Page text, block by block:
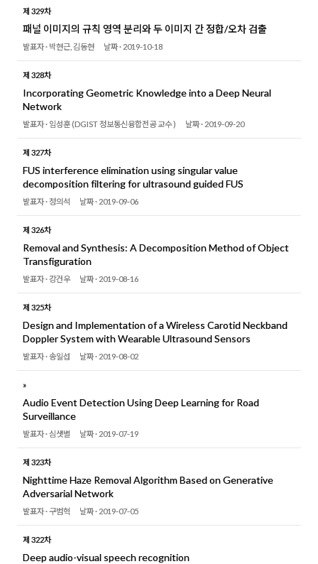
제 329차
패널 이미지의 규칙 영역 분리와 두 이미지 간 정합/오차 검출
발표자 · 박현근, 김동현 날짜 · 2019-10-18
제 328차
Incorporating Geometric Knowledge into a Deep Neural
Network
발표자 · 임성훈 (DGIST 정보통신융합전공 교수 ) 날짜 · 2019-09-20
제 327차
FUS interference elimination using singular value
decomposition filtering for ultrasound guided FUS
발표자 ·정의석 날짜 · 2019-09-06
제 326차
Removal and Synthesis: A Decomposition Method of Object
Transfiguration
발표자 ·강건우 날짜 · 2019-08-16
제 325차
Design and Implementation of a Wireless Carotid Neckband
Doppler System with Wearable Ultrasound Sensors
발표자 ·송일섭 날짜 · 2019-08-02
»
Audio Event Detection Using Deep Learning for Road
Surveillance
발표자 ·심샛별 날짜 · 2019-07-19
제 323차
Nighttime Haze Removal Algorithm Based on Generative
Adversarial Network
발표자 ·구범혁 날짜 · 2019-07-05
제 322차
Deep audio-visual speech recognition